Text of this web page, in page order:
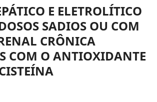
E ELETROLÍTICO
SADIOS OU COM
CRÔNICA
COM O ANTIOXIDANTE